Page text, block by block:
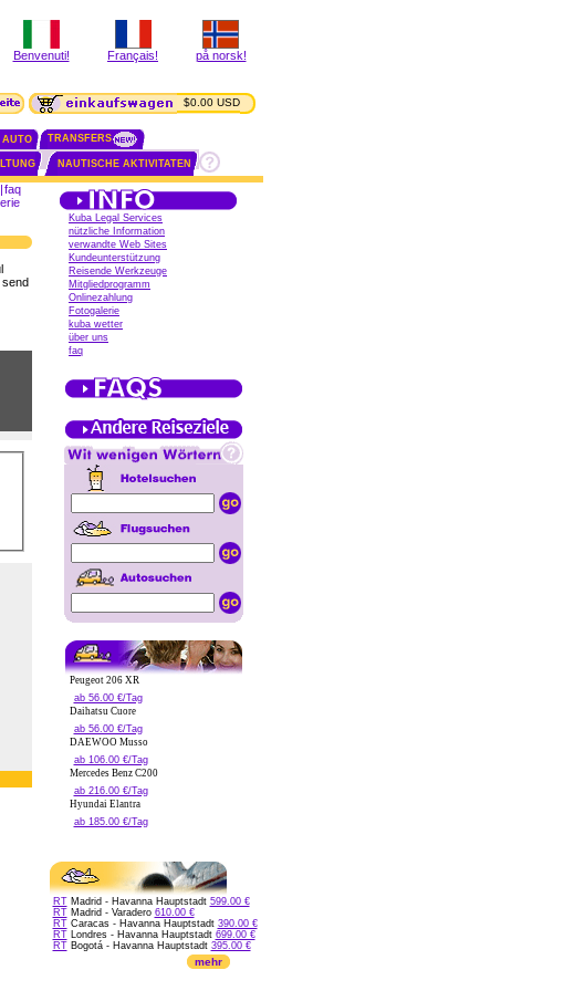
Benvenuti! Français! på norsk!
$0.00 USD
AUTO TRANSFERS
NAUTISCHE AKTIVITATEN
|faq
send
Kuba Legal Services
nützliche Information
verwandte Web Sites
Kundeunterstützung
Reisende Werkzeuge
Mitgliedprogramm
Onlinezahlung
Fotogalerie
kuba wetter
über uns
faq
Peugeot 206 XR
ab 56.00 €/Tag
Daihatsu Cuore
ab 56.00 €/Tag
DAEWOO Musso
ab 106.00 €/Tag
Mercedes Benz C200
ab 216.00 €/Tag
Hyundai Elantra
ab 185.00 €/Tag
RTMadrid - Havanna Hauptstadt 599.00 €
RTMadrid - Varadero 610.00 €
RTCaracas - Havanna Hauptstadt 390.00 €
RTLondres - Havanna Hauptstadt 699.00 €
RTBogotá - Havanna Hauptstadt 395.00 €
mehr